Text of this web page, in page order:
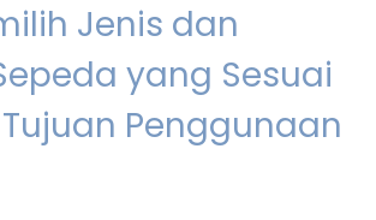
Jenis dan
yang Sesuai
Penggunaan